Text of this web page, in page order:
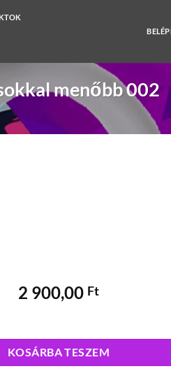
menőbb 002
2 900,00 Ft
KOSÁRBA TESZEM